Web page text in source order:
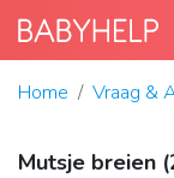
Home Vraag &
Mutsje breien